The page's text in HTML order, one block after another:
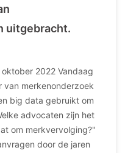
uitgebracht.
oktober 2022 Vandaag
van merkenonderzoek
big data gebruikt om
advocaten zijn het
om merkvervolging?"
door de jaren